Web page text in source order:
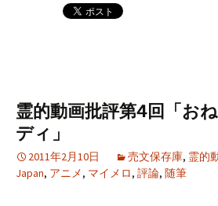
霊的動画批評第4回「お
ディ」
2011年2月10日 売文保存庫, 霊的
Japan, アニメ, マイメロ, 評論, 随筆